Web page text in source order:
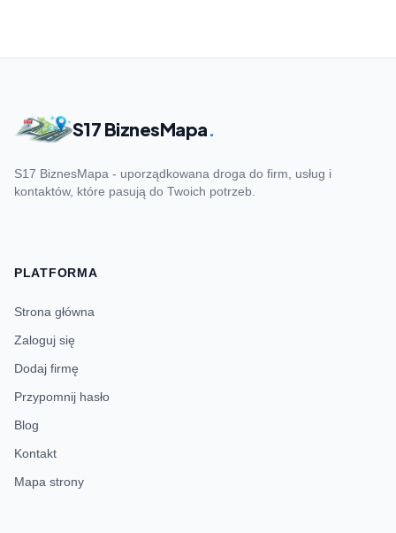
S17 BiznesMapa.
S17 BiznesMapa - uporządkowana droga do firm, usług i
kontaktów, które pasują do Twoich potrzeb.
PLATFORMA
Strona główna
Zaloguj się
Dodaj firmę
Przypomnij hasło
Blog
Kontakt
Mapa strony